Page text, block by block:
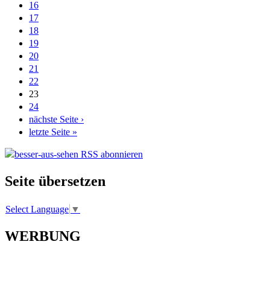
16
17
18
19
20
21
22
23
24
nächste Seite ›
letzte Seite »
Seite übersetzen
Select Language ▼
WERBUNG